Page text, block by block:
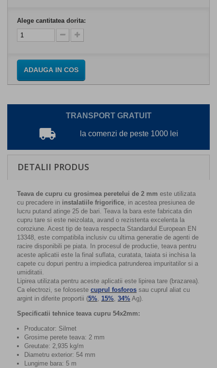
Alege cantitatea dorita:
ADAUGA IN COS
TRANSPORT GRATUIT
local_shipping la comenzi de peste 1000 lei
DETALII PRODUS
Teava de cupru cu grosimea peretelui de 2 mm este utilizata
cu precadere in instalatiile frigorifice, in acestea presiunea de
lucru putand atinge 25 de bari. Teava la bara este fabricata din
cupru tare si este neizolata, avand o rezistenta excelenta la
coroziune. Acest tip de teava respecta Standardul European EN
13348, este compatibila inclusiv cu ultima generatie de agenti de
racire disponibili pe piata. In procesul de productie, teava pentru
aceste aplicatii este la final suflata, curatata, taiata si inchisa la
capete cu dopuri pentru a impiedica patrunderea impuritatilor si a
umiditatii.
Lipirea utilizata pentru aceste aplicatii este lipirea tare (brazarea).
Ca electrozi, se foloseste cuprul fosforos sau cuprul aliat cu
argint in diferite proportii (5%, 15%, 34% Ag).
Specificatii tehnice teava cupru 54x2mm:
Producator: Silmet
Grosime perete teava: 2 mm
Greutate: 2,935 kg/m
Diametru exterior: 54 mm
Lungime bara: 5 m